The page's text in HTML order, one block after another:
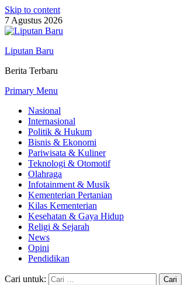
Skip to content
7 Agustus 2026
Liputan Baru
Berita Terbaru
Primary Menu
Nasional
Internasional
Politik & Hukum
Bisnis & Ekonomi
Pariwisata & Kuliner
Teknologi & Otomotif
Olahraga
Infotainment & Musik
Kementerian Pertanian
Kilas Kementerian
Kesehatan & Gaya Hidup
Religi & Sejarah
News
Opini
Pendidikan
Cari untuk: